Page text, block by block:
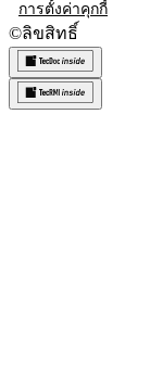
การตั้งค่าคุกกี้
©ลิขสิทธิ์